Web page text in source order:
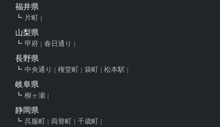
福井県
片町
山梨県
甲府 春日通り
長野県
中央通り 権堂町 袋町 松本駅
岐阜県
柳ヶ瀬
静岡県
呉服町 両替町 千歳町